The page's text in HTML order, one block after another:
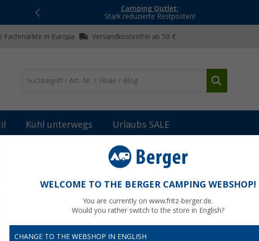
Camping Outlet:
Stark reduzierte Restposten!
Fachmärkte in Europa Versandkostenfrei ab 50 €
Kühl unterwegs Urlaubs SALE
Hängelampen, Camping- & Sturmlaternen Berger Hopuni Pro LED
mit Powerbank- und Dimmfunktion
gut
UVP
WELCOME TO THE BERGER CAMPING WEBSHOP!
You are currently on www.fritz-berger.de.
Would you rather switch to the store in English?
CHANGE TO THE WEBSHOP IN ENGLISH